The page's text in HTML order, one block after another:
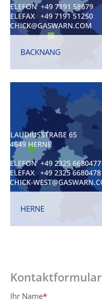
BACKNANG
HERNE
Kontaktformular
Ihr Name*